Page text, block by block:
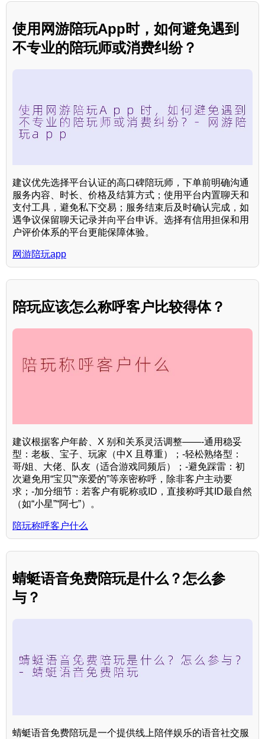
使用网游陪玩App时，如何避免遇到
不专业的陪玩师或消费纠纷？
建议优先选择平台认证的高口碑陪玩师，下单前明确沟通
服务内容、时长、价格及结算方式；使用平台内置聊天和
支付工具，避免私下交易；服务结束后及时确认完成，如
遇争议保留聊天记录并向平台申诉。选择有信用担保和用
户评价体系的平台更能保障体验。
网游陪玩app
陪玩应该怎么称呼客户比较得体？
建议根据客户年龄、X 别和关系灵活调整——-通用稳妥
型：老板、宝子、玩家（中X 且尊重）；-轻松熟络型：
哥/姐、大佬、队友（适合游戏同频后）；-避免踩雷：初
次避免用“宝贝”“亲爱的”等亲密称呼，除非客户主动要
求；-加分细节：若客户有昵称或ID，直接称呼其ID最自然
（如“小星”“阿七”）。
陪玩称呼客户什么
蜻蜓语音免费陪玩是什么？怎么参
与？
蜻蜓语音免费陪玩是一个提供线上陪伴娱乐的语音社交服